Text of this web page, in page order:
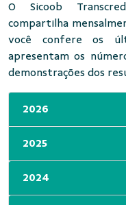
O Sicoob
compartilha
você confere os
apresentam os
demonstrações dos
2026
2025
2024